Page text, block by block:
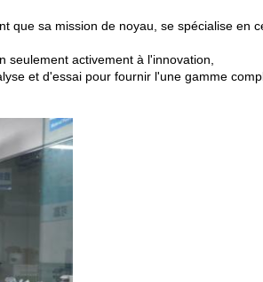
que sa mission de noyau, se spécialise en
activement à l'innovation,
et d'essai pour fournir l'une gamme